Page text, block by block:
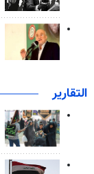
التقارير